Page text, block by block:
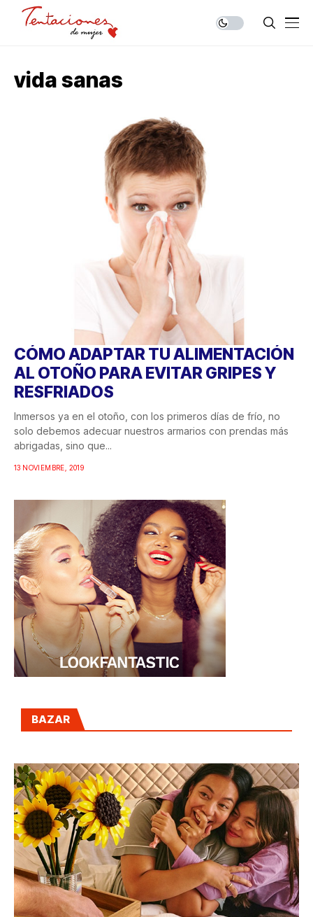
vida sanas
CÓMO ADAPTAR TU ALIMENTACIÓN
AL OTOÑO PARA EVITAR GRIPES Y
RESFRIADOS
Inmersos ya en el otoño, con los primeros días de frío, no
solo debemos adecuar nuestros armarios con prendas más
abrigadas, sino que...
13 NOVIEMBRE, 2019
BAZAR